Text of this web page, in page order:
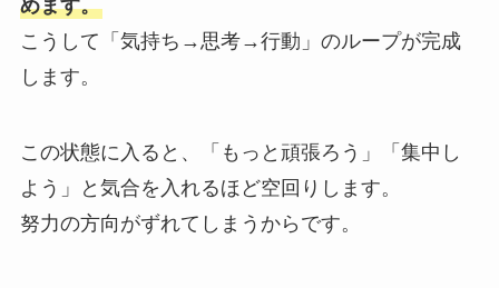
めます。
こうして「気持ち→思考→行動」のループが完成
します。
この状態に入ると、「もっと頑張ろう」「集中し
よう」と気合を入れるほど空回りします。
努力の方向がずれてしまうからです。